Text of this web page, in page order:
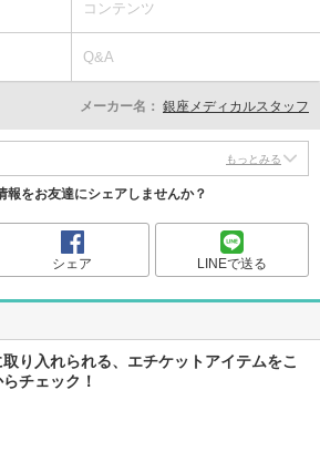
コンテンツ
Q&A
メーカー名： 銀座メディカルスタッフ
もっとみる
報をお友達にシェアしませんか？
シェア LINEで送る
取り入れられる、エチケットアイテムをこ
チェック！